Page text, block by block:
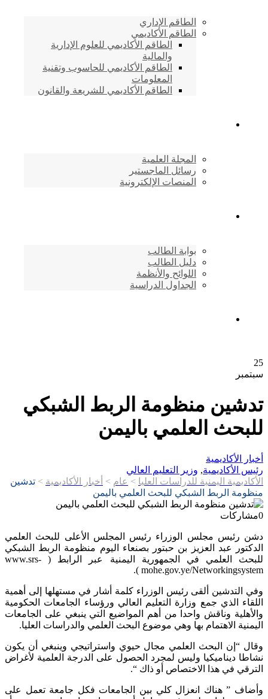
الطاقم الإداري
الطاقم الأكاديمي
الطاقم الأكاديمي للعلوم الإدارية
والمالية
الطاقم الأكاديمي للحاسوب وتقنية
المعلومات
الطاقم الأكاديمي للشريعة والقانون
المجلة العلمية
رسائل الماجستير
المنصات الإلكترونية
بوابة الطالب
دليل الطالب
اللوائح والأنظمة
الجداول الدراسية
25
سبتمبر
تدشين منظومة الربط الشبكي
للبحث العلمي باليمن
أخبار الأكاديمية
رئيس الأكاديمية, وزير التعليم العالي
الأكاديمية اليمنية للدراسات العليا > عام > أخبار الأكاديمية > تدشين
منظومة الربط الشبكي للبحث العلمي باليمن
0مشاركات
دشن رئيس مجلس الوزراء رئيس المجلس الأعلی للبحث العلمي
الدكتور عبد العزيز بن حبتور بصنعاء اليوم منظومة الربط الشبكي
للبحث العلمي في الجمهورية اليمنية عبر الرابط ( www.srs-
mohe.gov.ye/Networkingsystem ).
وفي التدشين ألقى رئيس الوزراء كلمة أشار في مستهلها إلى أهمية
اللقاء الذي جمع وزارة التعليم العالي ورؤساء الجامعات الحكومية
والأهلية وناقش واحدا من أهم المواضيع التي ينبغي على الجامعات
اليمنية الاهتمام بها وهي موضوع البحث العلمي والدراسات العليا.
وقال “إن البحث العلمي مجال حيوي واستراتيجي وينبغي أن يكون
نشاطا ديناميكيا وليس لمجرد الحصول على الدرجة العلمية لأغراض
الترقي في هذا الاختصاص أو ذاك “.
وأضاف ” هناك انعزال كلي بين الجامعات فكل جامعة تعمل على